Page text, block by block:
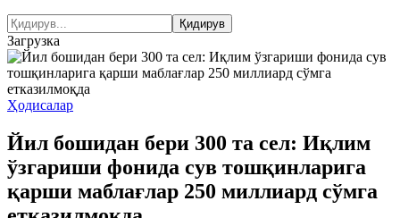
Загрузка
Ҳодисалар
Йил бошидан бери 300 та сел: Иқлим
ўзгариши фонида сув тошқинларига
қарши маблағлар 250 миллиард сўмга